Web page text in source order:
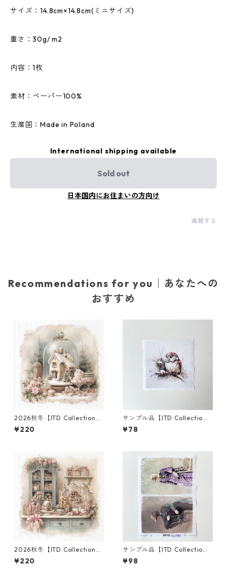
サイズ：14.8cm×14.8cm(ミニサイズ)
重さ：30g/ m2
内容：1枚
素材：ペーパー100%
生産国：Made in Poland
International shipping available
Sold out
日本国内にお住まいの方向け
通報する
Recommendations for you｜あなたへの
おすすめ
2026秋冬【ITD Collection】
ミニサイズ ライスペーパー RS
M3014 デコパージュ
¥220
サンプル品【ITD Collectio
n】ミニサイズ ライスペーパー
RSM2951 デコパージュ
¥78
2026秋冬【ITD Collection】
ミニサイズ ライスペーパー RS
M3002 デコパージュ
¥220
サンプル品【ITD Collectio
n】A4サイズ ライスペーパー
R1822 デコパージュ
¥98